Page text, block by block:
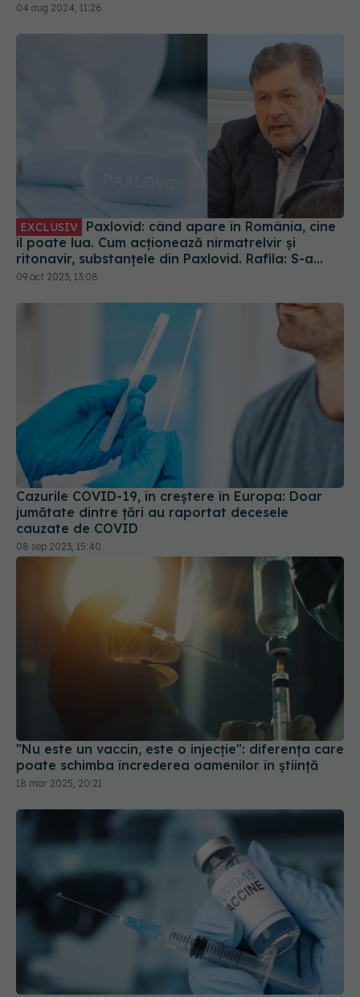
04 aug 2024, 11:26
EXCLUSIV
îl poate lua. Cum acționează nirmatrelvir și
ritonavir, substanțele din Paxlovid. Rafila: S-a
semnat contractul. Va fi disponibil la
09 oct 2023, 13:08
Cazurile COVID-19, în creștere în Europa: Doar
jumătate dintre țări au raportat decesele
cauzate de COVID
08 sep 2023, 15:40
"Nu este un vaccin, este o injecție": diferența care
poate schimba încrederea oamenilor în știință
18 mar 2025, 20:21